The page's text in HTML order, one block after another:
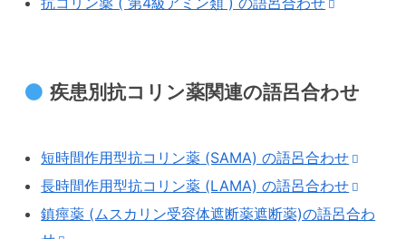
疾患別抗コリン薬関連の語呂合わせ
短時間作用型抗コリン薬 (SAMA) の語呂合わせ
長時間作用型抗コリン薬 (LAMA) の語呂合わせ
鎮痙薬 (ムスカリン受容体遮断薬遮断薬)の語呂合わ